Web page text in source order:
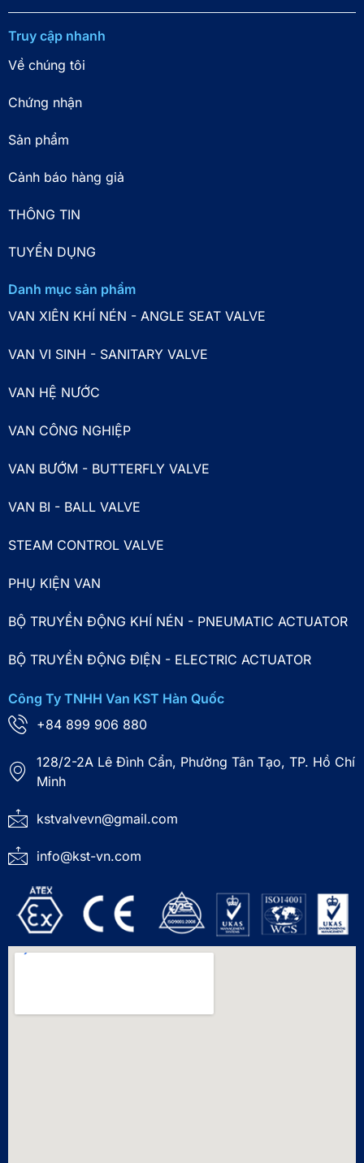
Truy cập nhanh
Về chúng tôi
Chứng nhận
Sản phẩm
Cảnh báo hàng giả
THÔNG TIN
TUYỂN DỤNG
Danh mục sản phẩm
VAN XIÊN KHÍ NÉN - ANGLE SEAT VALVE
VAN VI SINH - SANITARY VALVE
VAN HỆ NƯỚC
VAN CÔNG NGHIỆP
VAN BƯỚM - BUTTERFLY VALVE
VAN BI - BALL VALVE
STEAM CONTROL VALVE
PHỤ KIỆN VAN
BỘ TRUYỀN ĐỘNG KHÍ NÉN - PNEUMATIC ACTUATOR
BỘ TRUYỀN ĐỘNG ĐIỆN - ELECTRIC ACTUATOR
Công Ty TNHH Van KST Hàn Quốc
+84 899 906 880
128/2-2A Lê Đình Cẩn, Phường Tân Tạo, TP. Hồ Chí
Minh
kstvalvevn@gmail.com
info@kst-vn.com